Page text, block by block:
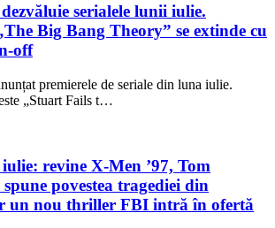
serialele lunii iulie.
Big Bang Theory” se extinde cu
off
premierele de seriale din luna iulie.
„Stuart Fails t…
revine X-Men ’97, Tom
povestea tragediei din
un nou thriller FBI intră în ofertă